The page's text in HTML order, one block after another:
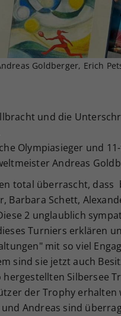
Goldberger, Erich
und die
Olympiasieger und
Andreas
total überrascht, dass
Barbara Schett,
2 unglaublich
Turniers erklären
mit so viel
sind sie jetzt auch
hergestellten Silbersee
der Trophy erhalten
Andreas sind